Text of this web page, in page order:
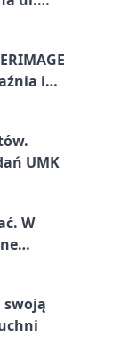
i
UMK
W